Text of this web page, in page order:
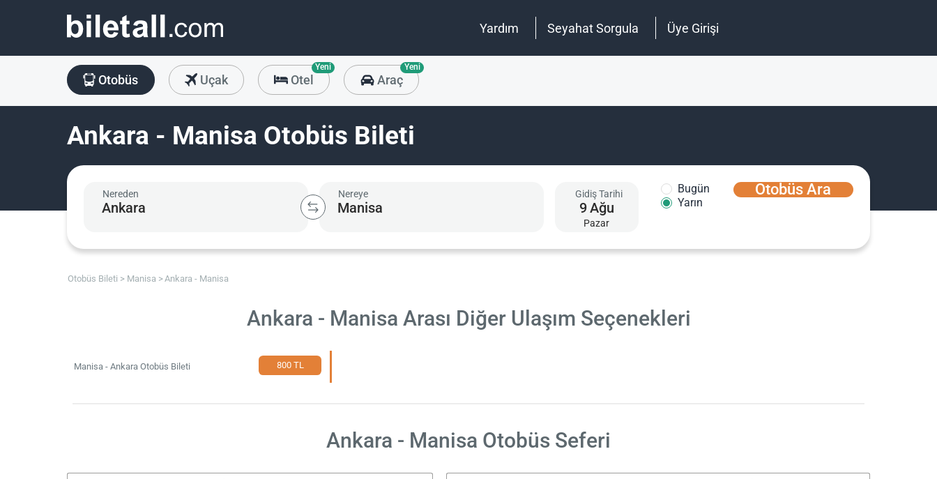
Yardım Seyahat Sorgula Üye Girişi
Otobüs Uçak Otel
Yeni
Araç
Yeni
Ankara - Manisa Otobüs Bileti
Nereden Nereye Gidiş Tarihi
9Ağu
Pazar
Bugün
Yarın
Otobüs Ara
Otobüs Bileti Manisa Ankara - Manisa
Ankara - Manisa Arası Diğer Ulaşım Seçenekleri
Manisa - Ankara Otobüs Bileti 800 TL
Ankara - Manisa Otobüs Seferi